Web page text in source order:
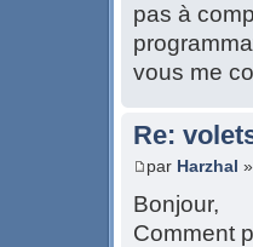
pas à
vous me
Re:
par Harzhal
Bonjour,
Comment